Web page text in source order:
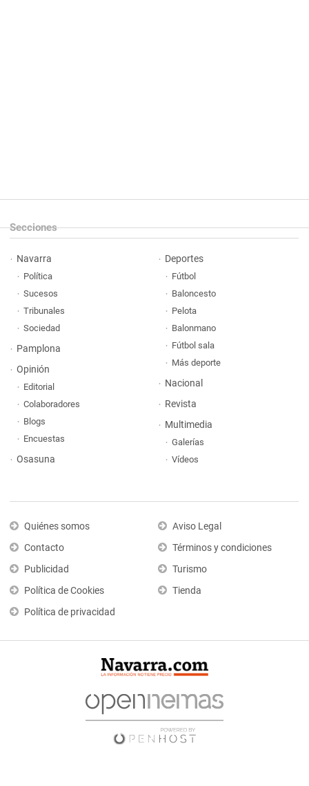
Secciones
Navarra
Política
Sucesos
Tribunales
Sociedad
Pamplona
Opinión
Editorial
Colaboradores
Blogs
Encuestas
Osasuna
Deportes
Fútbol
Baloncesto
Pelota
Balonmano
Fútbol sala
Más deporte
Nacional
Revista
Multimedia
Galerías
Vídeos
Quiénes somos
Contacto
Publicidad
Política de Cookies
Política de privacidad
Aviso Legal
Términos y condiciones
Turismo
Tienda